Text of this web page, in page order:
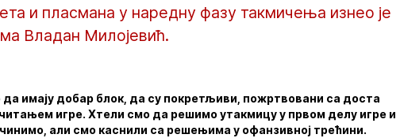
и пласмана у наредну фазу такмичења изнео је
Владан Милојевић.
имају добар блок, да су покретљиви, пожртвовани са доста
игре. Хтели смо да решимо утакмицу у првом делу игре и
али смо каснили са решењима у офанзивној трећини.